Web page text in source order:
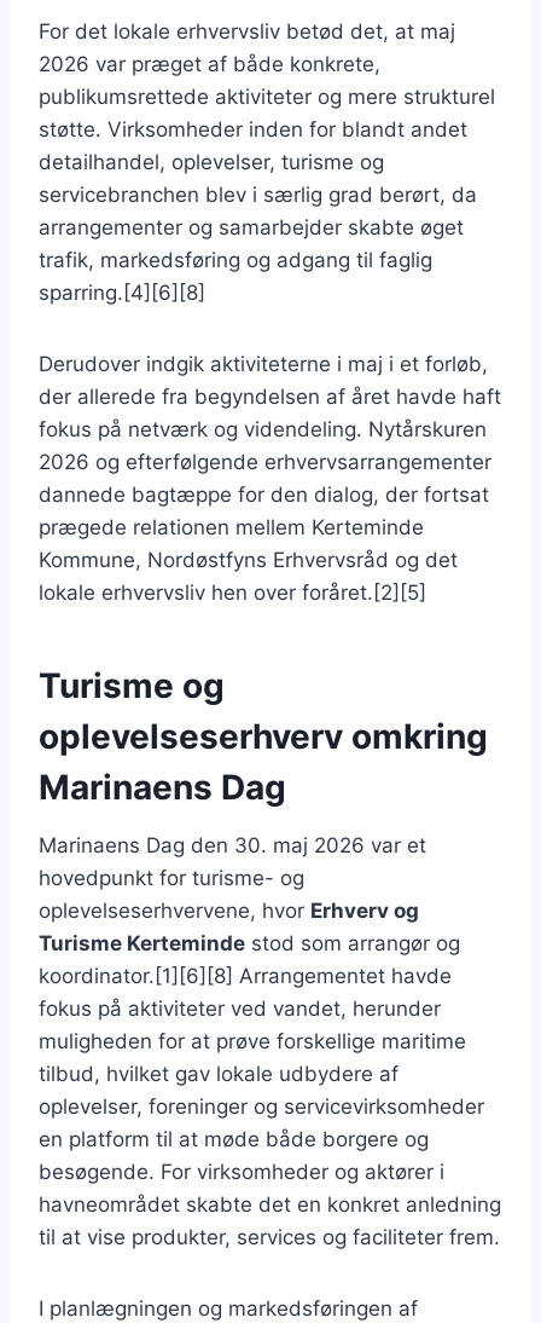
For det lokale erhvervsliv betød det, at maj
2026 var præget af både konkrete,
publikumsrettede aktiviteter og mere strukturel
støtte. Virksomheder inden for blandt andet
detailhandel, oplevelser, turisme og
servicebranchen blev i særlig grad berørt, da
arrangementer og samarbejder skabte øget
trafik, markedsføring og adgang til faglig
sparring.[4][6][8]
Derudover indgik aktiviteterne i maj i et forløb,
der allerede fra begyndelsen af året havde haft
fokus på netværk og videndeling. Nytårskuren
2026 og efterfølgende erhvervsarrangementer
dannede bagtæppe for den dialog, der fortsat
prægede relationen mellem Kerteminde
Kommune, Nordøstfyns Erhvervsråd og det
lokale erhvervsliv hen over foråret.[2][5]
Turisme og
oplevelseserhverv omkring
Marinaens Dag
Marinaens Dag den 30. maj 2026 var et
hovedpunkt for turisme- og
oplevelseserhvervene, hvor Erhverv og
Turisme Kerteminde stod som arrangør og
koordinator.[1][6][8] Arrangementet havde
fokus på aktiviteter ved vandet, herunder
muligheden for at prøve forskellige maritime
tilbud, hvilket gav lokale udbydere af
oplevelser, foreninger og servicevirksomheder
en platform til at møde både borgere og
besøgende. For virksomheder og aktører i
havneområdet skabte det en konkret anledning
til at vise produkter, services og faciliteter frem.
I planlægningen og markedsføringen af